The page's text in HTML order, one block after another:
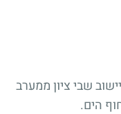
שבי ציון ממערב